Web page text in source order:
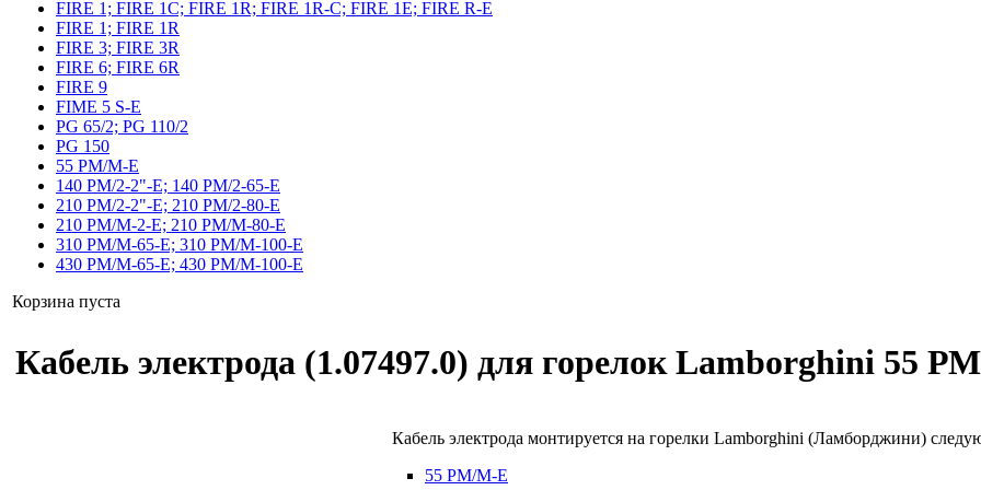
FIRE 1; FIRE 1C; FIRE 1R; FIRE 1R-C; FIRE 1E; FIRE R-E
FIRE 1; FIRE 1R
FIRE 3; FIRE 3R
FIRE 6; FIRE 6R
FIRE 9
FIME 5 S-E
PG 65/2; PG 110/2
PG 150
55 PM/M-E
140 PM/2-2"-E; 140 PM/2-65-E
210 PM/2-2"-E; 210 PM/2-80-E
210 PM/M-2-E; 210 PM/M-80-E
310 PM/M-65-E; 310 PM/M-100-E
430 PM/M-65-E; 430 PM/M-100-E
Корзина пуста
Кабель электрода (1.07497.0) для горелок Lamborghini 55
Кабель электрода монтируется на горелки Lamborghini (Ламборджини)
55 PM/M-E